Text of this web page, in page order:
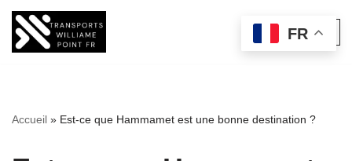
Aller
Accueil » Est-ce que Hammamet est une bonne destination ?
FR